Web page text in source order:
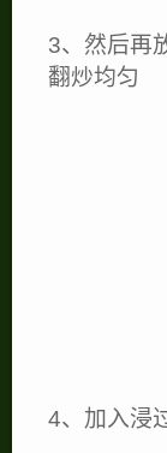
3、然后再
翻炒均匀
4、加入浸